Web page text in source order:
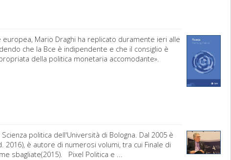
Mario Draghi ha replicato duramente ieri alle
che la Bce è indipendente e che il consiglio è
della politica monetaria accomodante».
politica dell'Università di Bologna. Dal 2005 è
è autore di numerosi volumi, tra cui Finale di
sbagliate(2015). Pixel Politica e ...